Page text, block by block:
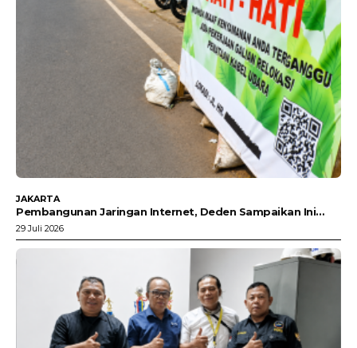
JAKARTA
Pembangunan Jaringan Internet, Deden Sampaikan Ini…
29 Juli 2026